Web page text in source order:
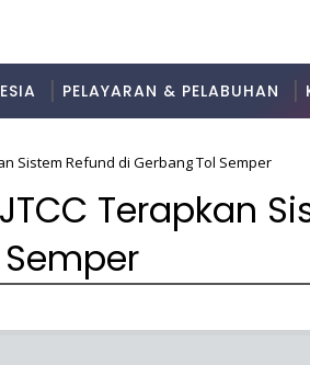
PELAYARAN & PELABUHAN
Sistem Refund di Gerbang Tol Semper
Terapkan